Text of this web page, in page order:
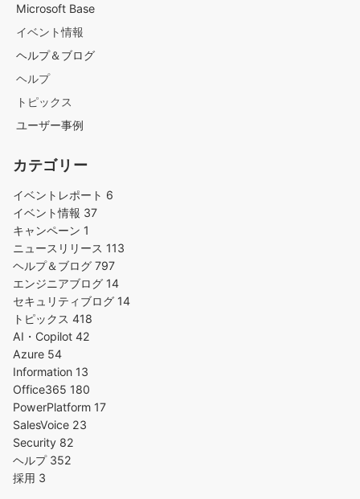
Microsoft Base
イベント情報
ヘルプ＆ブログ
ヘルプ
トピックス
ユーザー事例
カテゴリー
イベントレポート 6
イベント情報 37
キャンペーン 1
ニュースリリース 113
ヘルプ＆ブログ 797
エンジニアブログ 14
セキュリティブログ 14
トピックス 418
AI・Copilot 42
Azure 54
Information 13
Office365 180
PowerPlatform 17
SalesVoice 23
Security 82
ヘルプ 352
採用 3